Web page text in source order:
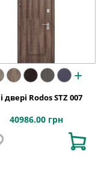
+
двері Rodos STZ 007
40986.00 грн